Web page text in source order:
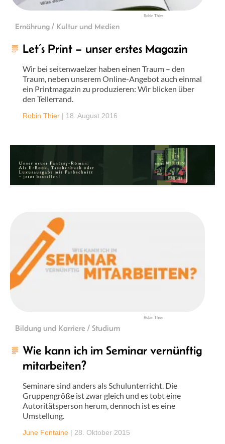
Robin Thier
Ernährung / Kultur und Medien
Let’s Print – unser erstes Magazin
Wir bei seitenwaelzer haben einen Traum – den
Traum, neben unserem Online-Angebot auch einmal
ein Printmagazin zu produzieren: Wir blicken über
den Tellerrand.
Robin Thier | 18. August 2016
Robin Thier
Bildung und Karriere / Studium
Wie kann ich im Seminar vernünftig
mitarbeiten?
Seminare sind anders als Schulunterricht. Die
Gruppengröße ist zwar gleich und es tobt eine
Autoritätsperson herum, dennoch ist es eine
Umstellung.
June Fontaine | 28. Oktober 2015